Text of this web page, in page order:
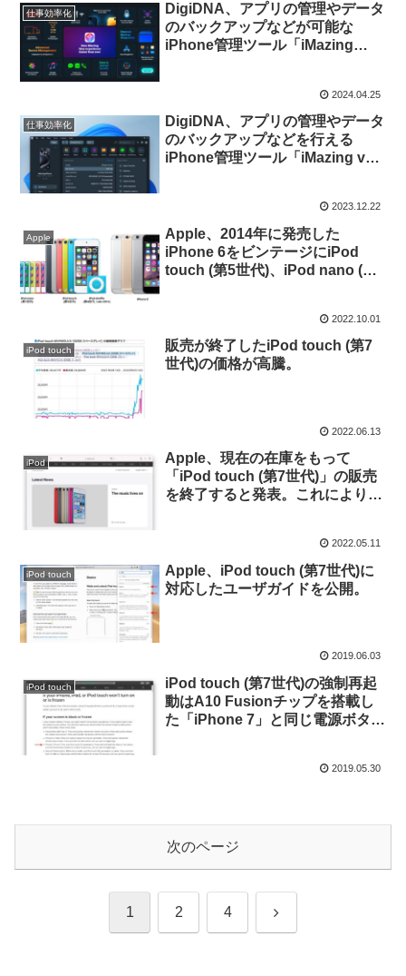
仕事効率化
DigiDNA、アプリの管理やデータ
のバックアップなどが可能な
iPhone管理ツール「iMazing
面を刷新し、macOSではVision
Proもサポート。
2024.04.25
仕事効率化
DigiDNA、アプリの管理やデータ
のバックアップなどを行える
iPhone管理ツール「iMazing v3
2023.12.22
Apple
Apple、2014年に発売した
iPhone 6をビンテージにiPod
touch (第5世代)、iPod nano (第7
2022.10.01
iPod touch
販売が終了したiPod touch (第7
世代)の価格が高騰。
2022.06.13
iPod
Apple、現在の在庫をもって
「iPod touch (第7世代)」の販売
を終了すると発表。これにより全
2022.05.11
iPod touch
Apple、iPod touch (第7世代)に
対応したユーザガイドを公開。
2019.06.03
iPod touch
iPod touch (第7世代)の強制再起
動はA10 Fusionチップを搭載し
た「iPhone 7」と同じ電源ボタン
2019.05.30
次のページ
1 2 4 次